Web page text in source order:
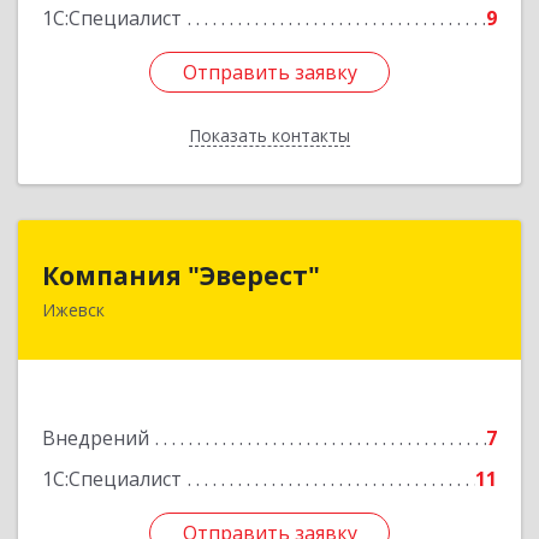
1С:Специалист 9
Отправить заявку
Показать контакты
Отправить заявку
Назад
Компания "Эверест"
Ижевск
Внедрений
7
1С:Специалист
11
Отправить заявку
Отправить заявку